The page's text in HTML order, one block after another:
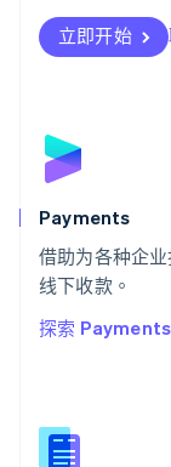
立即开始
Payments
借助为各种企
线下收款。
探索 Payments
瑞士
Deutsch
English
斯洛文尼亚
泰国
ไทยEnglish
希腊
English
西班牙
新西兰
English